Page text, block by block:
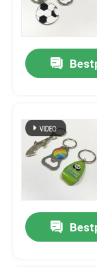
Startseite
Videos
Über uns
Fabrik Tour